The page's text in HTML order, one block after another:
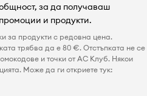
за да получаваш
и продукти.
за продукти с редовна цена.
трябва да е 80 €. Отстъпката не се
и точки от AC Клуб. Някои
Може да ги откриете тук: